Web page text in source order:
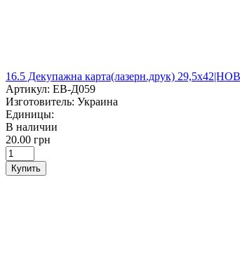
16.5 Декупажна карта(лазерн.друк)
Артикул: ЕВ-Д059
Изготовитель: Украина
Единицы:
В наличии
20.00 грн
Купить